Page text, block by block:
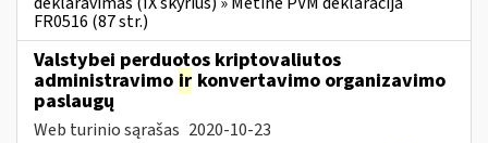
FR0516 (87 str.)
Valstybei perduotos kriptovaliutos
administravimo ir konvertavimo organizavimo
paslaugų
Web turinio sąrašas 2020-10-23